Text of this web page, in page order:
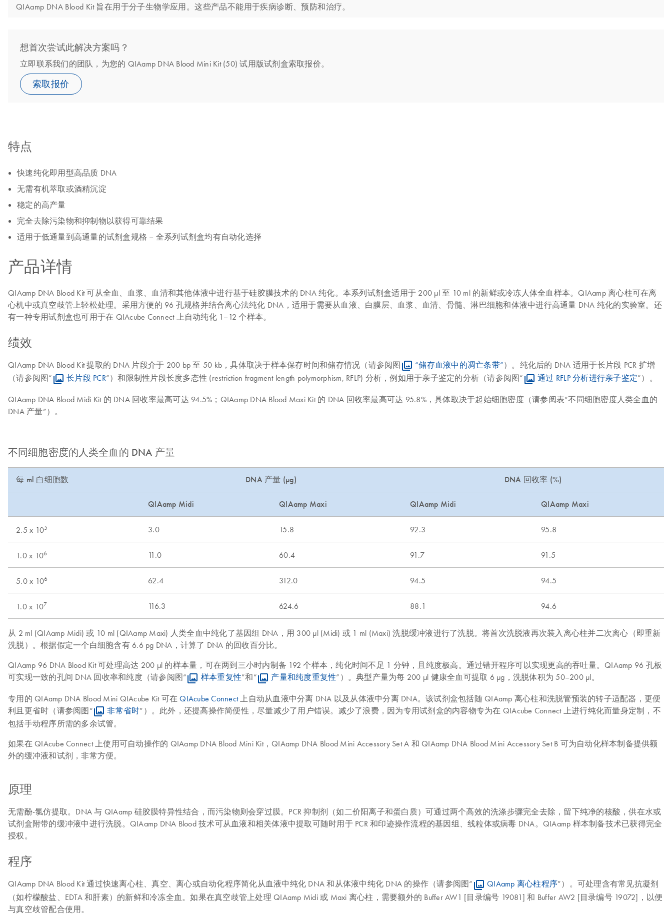
QIAamp DNA Blood Kit 旨在用于分子生物学应用。这些产品不能用于疾病诊断、预防和治疗。
想首次尝试此解决方案吗？
立即联系我们的团队，为您的 QIAamp DNA Blood Mini Kit (50) 试用版试剂盒索取报价。
索取报价
特点
快速纯化即用型高品质 DNA
无需有机萃取或酒精沉淀
稳定的高产量
完全去除污染物和抑制物以获得可靠结果
适用于低通量到高通量的试剂盒规格 – 全系列试剂盒均有自动化选择
产品详情
QIAamp DNA Blood Kit 可从全血、血浆、血清和其他体液中进行基于硅胶膜技术的 DNA 纯化。本系列试剂盒适用于 200 μl 至 10 ml 的新鲜或冷冻人体全血样本。QIAamp 离心柱可在离
心机中或真空歧管上轻松处理。采用方便的 96 孔规格并结合离心法纯化 DNA，适用于需要从血液、白膜层、血浆、血清、骨髓、淋巴细胞和体液中进行高通量 DNA 纯化的实验室。还
有一种专用试剂盒也可用于在 QIAcube Connect 上自动纯化 1–12 个样本。
绩效
QIAamp DNA Blood Kit 提取的 DNA 片段介于 200 bp 至 50 kb，具体取决于样本保存时间和储存情况（请参阅图 “储存血液中的凋亡条带”）。纯化后的 DNA 适用于长片段 PCR 扩增
（请参阅图“
长片段 PCR”）和限制性片段长度多态性 (restriction fragment length polymorphism, RFLP) 分析，例如用于亲子鉴定的分析（请参阅图“ 通过 RFLP 分析进行亲子鉴定”）。
QIAamp DNA Blood Midi Kit 的 DNA 回收率最高可达 94.5%；QIAamp DNA Blood Maxi Kit 的 DNA 回收率最高可达 95.8%，具体取决于起始细胞密度（请参阅表“不同细胞密度人类全血的
DNA 产量”）。
不同细胞密度的人类全血的 DNA 产量
每 ml 白细胞数 DNA 产量 (µg) DNA 回收率 (%)
QIAamp Midi QIAamp Maxi QIAamp Midi QIAamp Maxi
2.5 x 105 3.0 15.8 92.3 95.8
1.0 x 106 11.0 60.4 91.7 91.5
5.0 x 106 62.4 312.0 94.5 94.5
1.0 x 107 116.3 624.6 88.1 94.6
从 2 ml (QIAamp Midi) 或 10 ml (QIAamp Maxi) 人类全血中纯化了基因组 DNA，用 300 µl (Midi) 或 1 ml (Maxi) 洗脱缓冲液进行了洗脱。将首次洗脱液再次装入离心柱并二次离心（即重新
洗脱）。根据假定一个白细胞含有 6.6 pg DNA，计算了 DNA 的回收百分比。
QIAamp 96 DNA Blood Kit 可处理高达 200 µl 的样本量，可在两到三小时内制备 192 个样本，纯化时间不足 1 分钟，且纯度极高。通过错开程序可以实现更高的吞吐量。QIAamp 96 孔板
可实现一致的孔间 DNA 回收率和纯度（请参阅图“
样本重复性”和“ 产量和纯度重复性”）。典型产量为每 200 µl 健康全血可提取 6 µg，洗脱体积为 50–200 µl。
专用的 QIAamp DNA Blood Mini QIAcube Kit 可在QIAcube Connect上自动从血液中分离 DNA 以及从体液中分离 DNA。该试剂盒包括随 QIAamp 离心柱和洗脱管预装的转子适配器，更便
利且更省时（请参阅图“
非常省时”）。此外，还提高操作简便性，尽量减少了用户错误。减少了浪费，因为专用试剂盒的内容物专为在 QIAcube Connect 上进行纯化而量身定制，不
包括手动程序所需的多余试管。
如果在 QIAcube Connect 上使用可自动操作的 QIAamp DNA Blood Mini Kit，QIAamp DNA Blood Mini Accessory Set A 和 QIAamp DNA Blood Mini Accessory Set B 可为自动化样本制备提供额
外的缓冲液和试剂，非常方便。
原理
无需酚-氯仿提取。DNA 与 QIAamp 硅胶膜特异性结合，而污染物则会穿过膜。PCR 抑制剂（如二价阳离子和蛋白质）可通过两个高效的洗涤步骤完全去除，留下纯净的核酸，供在水或
试剂盒附带的缓冲液中进行洗脱。QIAamp DNA Blood 技术可从血液和相关体液中提取可随时用于 PCR 和印迹操作流程的基因组、线粒体或病毒 DNA。QIAamp 样本制备技术已获得完全
授权。
程序
QIAamp DNA Blood Kit 通过快速离心柱、真空、离心或自动化程序简化从血液中纯化 DNA 和从体液中纯化 DNA 的操作（请参阅图“ QIAamp 离心柱程序”）。可处理含有常见抗凝剂
（如柠檬酸盐、EDTA 和肝素）的新鲜和冷冻全血。如果在真空歧管上处理 QIAamp Midi 或 Maxi 离心柱，需要额外的 Buffer AW1 [目录编号 19081] 和 Buffer AW2 [目录编号 19072]，以便
与真空歧管配合使用。